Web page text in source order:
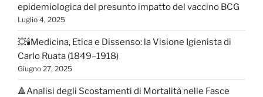
epidemiologica del presunto impatto del vaccino BCG
Luglio 4, 2025
💥🕯️Medicina, Etica e Dissenso: la Visione Igienista di
Carlo Ruata (1849–1918)
Giugno 27, 2025
🔺Analisi degli Scostamenti di Mortalità nelle Fasce